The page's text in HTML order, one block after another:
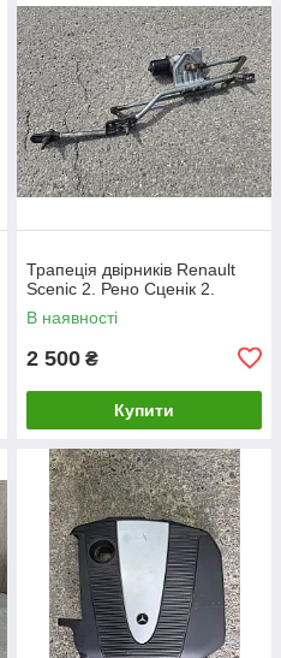
Трапеція двірників Renault
Scenic 2. Рено Сценік 2.
В наявності
2 500 ₴
Купити